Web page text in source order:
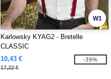
W1
Karlowsky KYAG2 - Bretelle
CLASSIC
10,43 €
17,22 €
-39%